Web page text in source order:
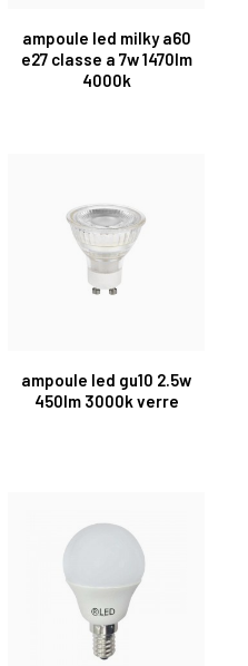
ampoule led milky a60
e27 classe a 7w 1470lm
4000k
ampoule led gu10 2.5w
450lm 3000k verre